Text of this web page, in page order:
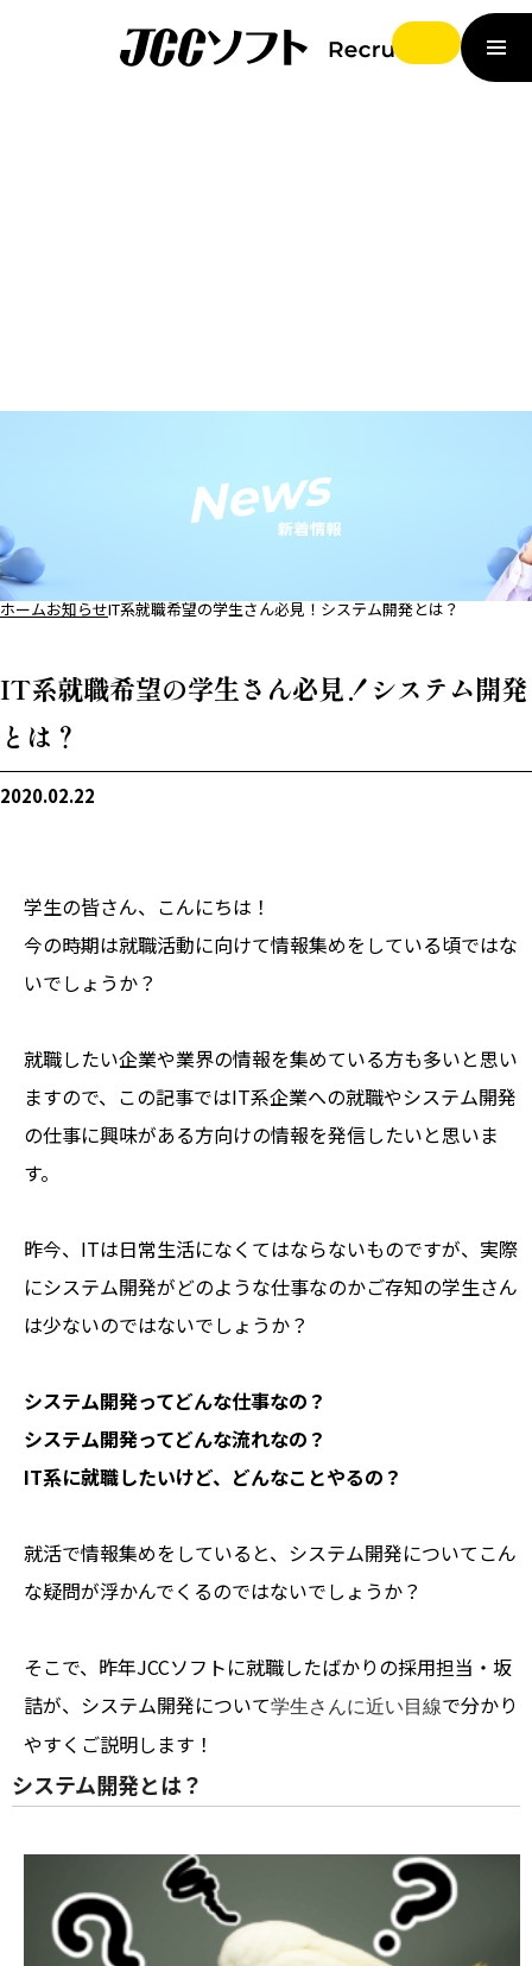
ホームお知らせIT系就職希望の学生さん必見！システム開発とは？
IT系就職希望の学生さん必見！システム開発
とは？
2020.02.22
学生の皆さん、こんにちは！
今の時期は就職活動に向けて情報集めをしている頃ではな
いでしょうか？
就職したい企業や業界の情報を集めている方も多いと思い
ますので、この記事ではIT系企業への就職やシステム開発
の仕事に興味がある方向けの情報を発信したいと思いま
す。
昨今、ITは日常生活になくてはならないものですが、実際
にシステム開発がどのような仕事なのかご存知の学生さん
は少ないのではないでしょうか？
システム開発ってどんな仕事なの？
システム開発ってどんな流れなの？
IT系に就職したいけど、どんなことやるの？
就活で情報集めをしていると、システム開発についてこん
な疑問が浮かんでくるのではないでしょうか？
そこで、昨年JCCソフトに就職したばかりの採用担当・坂
詰が、システム開発について学生さんに近い目線で分かり
やすくご説明します！
システム開発とは？